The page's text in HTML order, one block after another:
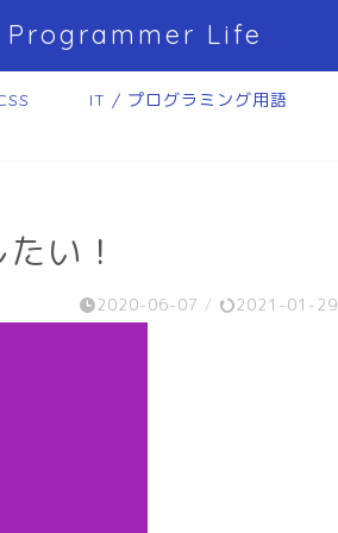
Programmer Life
IT / プログラミング用語
い！
2020-06-07 / 2021-01-29